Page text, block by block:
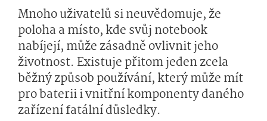
Mnoho uživatelů si neuvědomuje, že
poloha a místo, kde svůj notebook
nabíjejí, může zásadně ovlivnit jeho
životnost. Existuje přitom jeden zcela
běžný způsob používání, který může mít
pro baterii i vnitřní komponenty daného
zařízení fatální důsledky.